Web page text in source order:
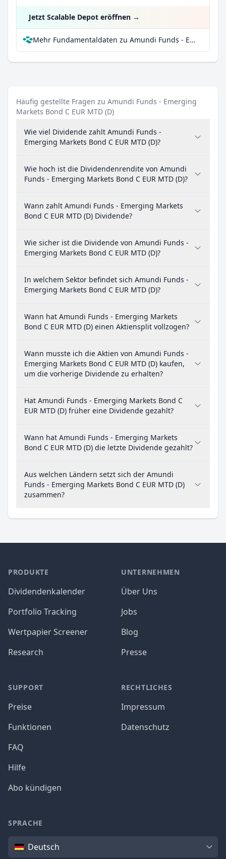
Jetzt Scalable Depot eröffnen →
Mehr Fundamentaldaten zu Amundi Funds - Emerging Markets Bond C EUR MTD (D) bei Parqet
Häufig gestellte Fragen zu Amundi Funds - Emerging
Markets Bond C EUR MTD (D)
Wie viel Dividende zahlt Amundi Funds -
Emerging Markets Bond C EUR MTD (D)?
Wie hoch ist die Dividendenrendite von Amundi
Funds - Emerging Markets Bond C EUR MTD (D)?
Wann zahlt Amundi Funds - Emerging Markets
Bond C EUR MTD (D) Dividende?
Wie sicher ist die Dividende von Amundi Funds -
Emerging Markets Bond C EUR MTD (D)?
In welchem Sektor befindet sich Amundi Funds -
Emerging Markets Bond C EUR MTD (D)?
Wann hat Amundi Funds - Emerging Markets
Bond C EUR MTD (D) einen Aktiensplit vollzogen?
Wann musste ich die Aktien von Amundi Funds -
Emerging Markets Bond C EUR MTD (D) kaufen,
um die vorherige Dividende zu erhalten?
Hat Amundi Funds - Emerging Markets Bond C
EUR MTD (D) früher eine Dividende gezahlt?
Wann hat Amundi Funds - Emerging Markets
Bond C EUR MTD (D) die letzte Dividende gezahlt?
Aus welchen Ländern setzt sich der Amundi
Funds - Emerging Markets Bond C EUR MTD (D)
zusammen?
PRODUKTE
Dividendenkalender
Portfolio Tracking
Wertpapier Screener
Research
SUPPORT
Preise
Funktionen
FAQ
Hilfe
Abo kündigen
UNTERNEHMEN
Über Uns
Jobs
Blog
Presse
RECHTLICHES
Impressum
Datenschutz
SPRACHE
SpracheDeutsch